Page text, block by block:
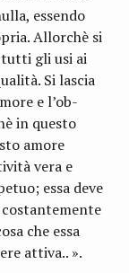
essendo
Allorchè si
tutti gli usi ai
Si lascia
e l’ob­
in questo
amore
vera e
essa deve
che essa
at­tiva.. ».